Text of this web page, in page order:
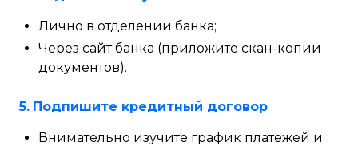
Лично в отделении банка;
Через сайт банка (приложите скан-копии
документов).
5. Подпишите кредитный договор
Внимательно изучите график платежей и